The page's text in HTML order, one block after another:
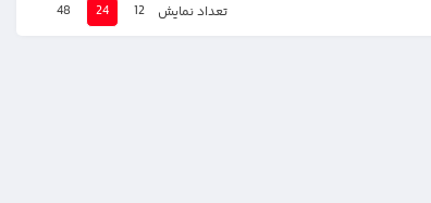
تعداد نمایش 12
24
48